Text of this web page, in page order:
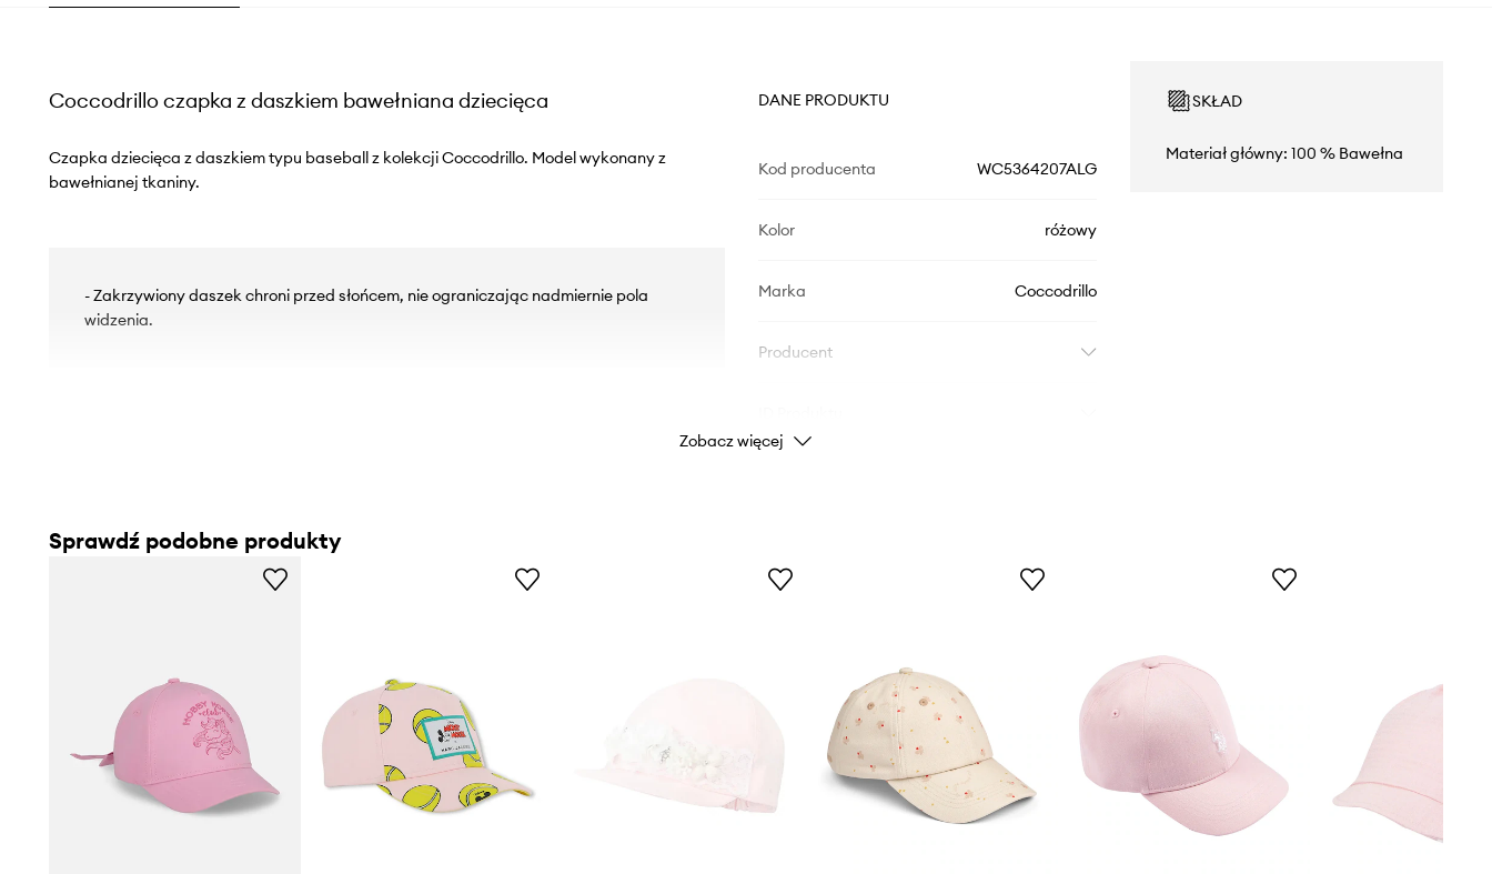
Coccodrillo czapka z daszkiem bawełniana dziecięca
Czapka dziecięca z daszkiem typu baseball z kolekcji Coccodrillo. Model wykonany z
bawełnianej tkaniny.
- Zakrzywiony daszek chroni przed słońcem, nie ograniczając nadmiernie pola
widzenia.
DANE PRODUKTU
Kod producenta WC5364207ALG
Kolor różowy
Marka Coccodrillo
Producent
SKŁAD
Materiał główny: 100 % Bawełna
Zobacz więcej
Sprawdź podobne produkty